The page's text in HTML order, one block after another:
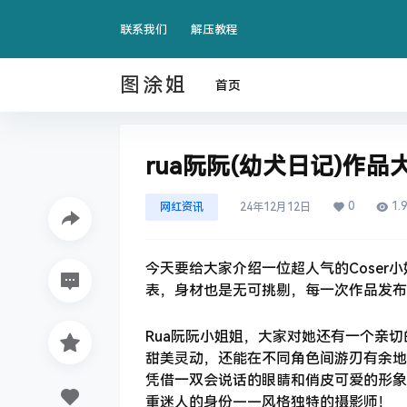
联系我们 解压教程
图涂姐 首页
rua阮阮(幼犬日记)作品
网红资讯 24年12月12日 0
今天要给大家介绍一位超人气的Coser
表，身材也是无可挑剔，每一次作品发
Rua阮阮小姐姐，大家对她还有一个亲
甜美灵动，还能在不同角色间游刃有余
凭借一双会说话的眼睛和俏皮可爱的形
重迷人的身份——风格独特的摄影师！